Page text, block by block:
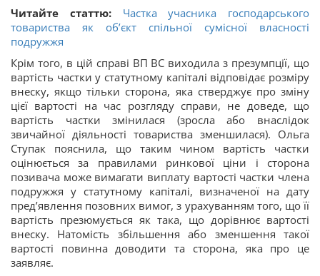
Читайте статтю:
Частка учасника господарського
товариства як об’єкт спільної сумісної власності
подружжя
Крім того, в цій справі ВП ВС виходила з презумпції, що
вартість частки у статутному капіталі відповідає розміру
внеску, якщо тільки сторона, яка стверджує про зміну
цієї вартості на час розгляду справи, не доведе, що
вартість частки змінилася (зросла або внаслідок
звичайної діяльності товариства зменшилася). Ольга
Ступак пояснила, що таким чином вартість частки
оцінюється за правилами ринкової ціни і сторона
позивача може вимагати виплату вартості частки члена
подружжя у статутному капіталі, визначеної на дату
пред’явлення позовних вимог, з урахуванням того, що її
вартість презюмується як така, що дорівнює вартості
внеску. Натомість збільшення або зменшення такої
вартості повинна доводити та сторона, яка про це
заявляє.